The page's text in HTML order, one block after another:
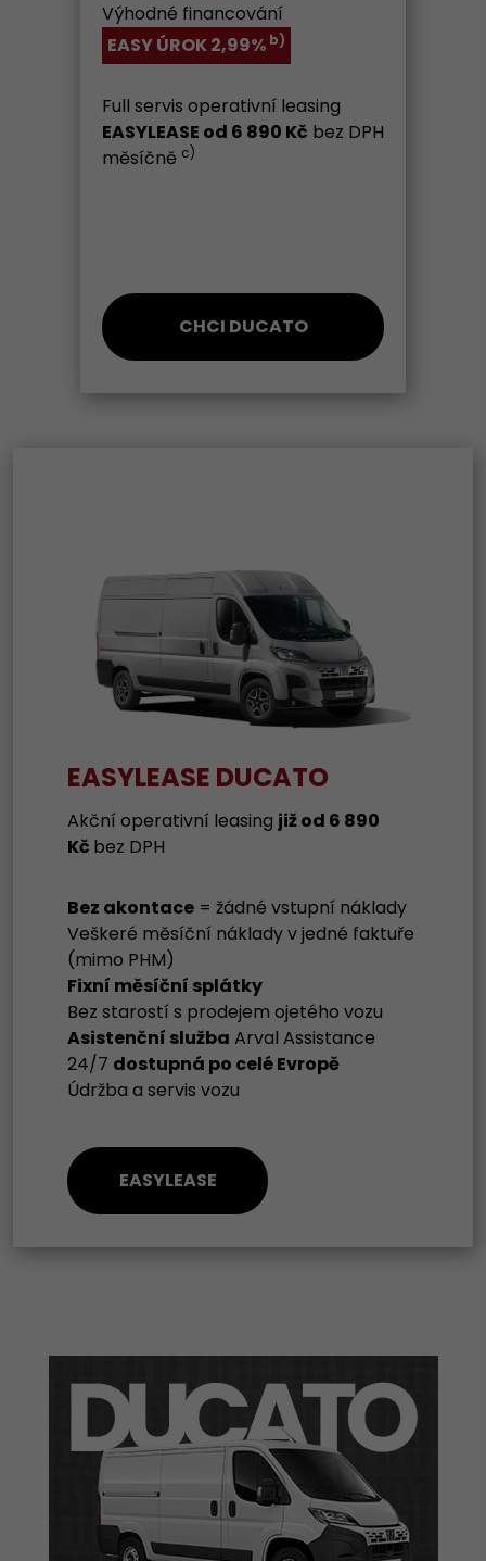
Výhodné financování
EASY ÚROK 2,99% b)
Full servis operativní leasing
EASYLEASE od 6 890 Kč bez DPH
měsíčně c)
CHCI DUCATO
EASYLEASE DUCATO
Akční operativní leasing již od 6 890
Kč bez DPH
Bez akontace = žádné vstupní náklady
Veškeré měsíční náklady v jedné faktuře
(mimo PHM)
Fixní měsíční splátky
Bez starostí s prodejem ojetého vozu
Asistenční služba Arval Assistance
24/7 dostupná po celé Evropě
Údržba a servis vozu
EASYLEASE